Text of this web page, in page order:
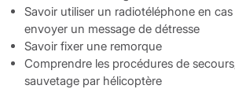
Savoir utiliser un radiotéléphone en cas
envoyer un message de détresse
Savoir fixer une remorque
Comprendre les procédures de
sauvetage par hélicoptère